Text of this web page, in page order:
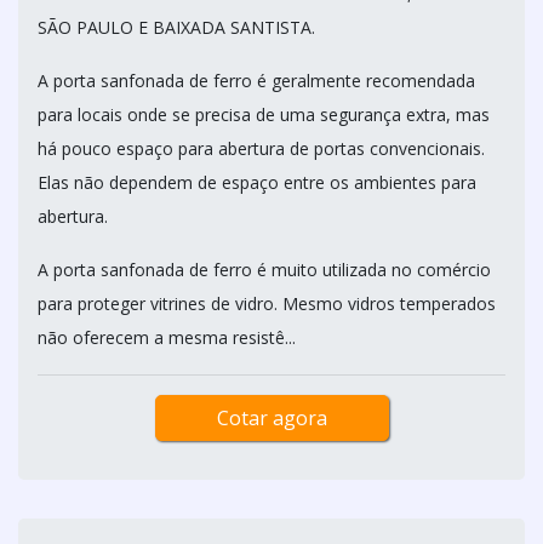
SÃO PAULO E BAIXADA SANTISTA.
A porta sanfonada de ferro é geralmente recomendada
para locais onde se precisa de uma segurança extra, mas
há pouco espaço para abertura de portas convencionais.
Elas não dependem de espaço entre os ambientes para
abertura.
A porta sanfonada de ferro é muito utilizada no comércio
para proteger vitrines de vidro. Mesmo vidros temperados
não oferecem a mesma resistê...
Cotar agora